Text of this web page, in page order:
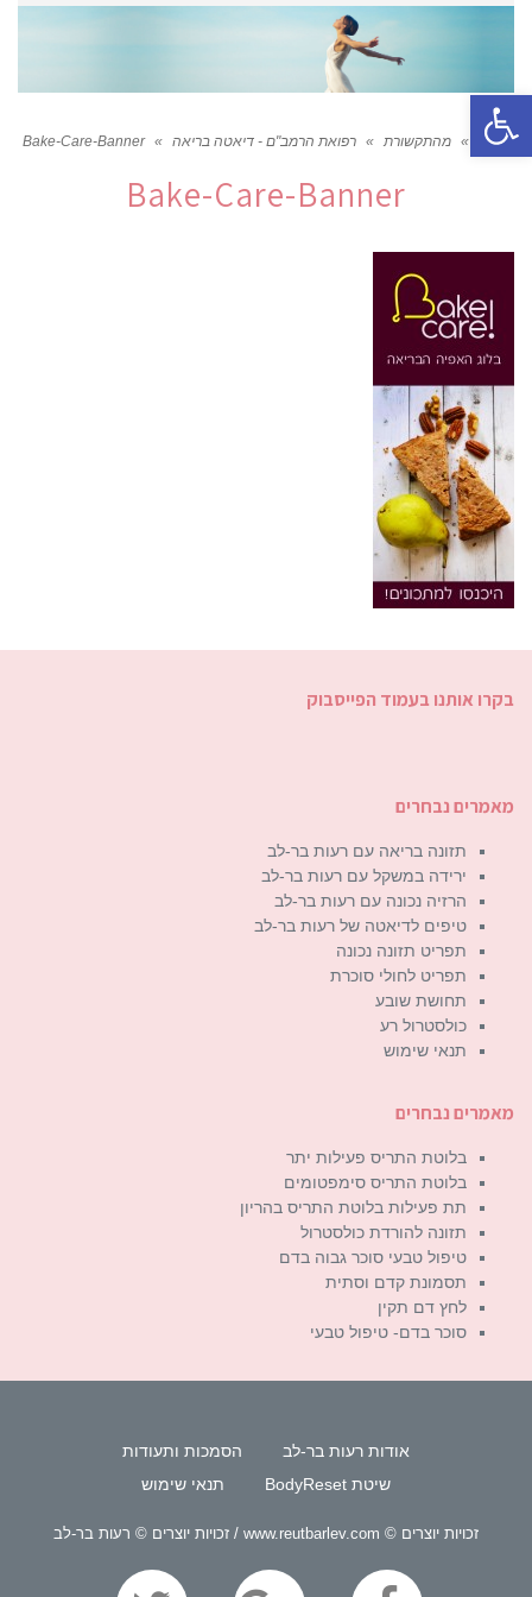
פתח סרגל נגישות
ראשי » מהתקשורת » רפואת הרמב"ם - דיאטה בריאה »
Bake-Care-Banner
Bake-Care-Banner
בקרו אותנו בעמוד הפייסבוק
מאמרים נבחרים
תזונה בריאה עם רעות בר-לב
ירידה במשקל עם רעות בר-לב
הרזיה נכונה עם רעות בר-לב
טיפים לדיאטה של רעות בר-לב
תפריט תזונה נכונה
תפריט לחולי סוכרת
תחושת שובע
כולסטרול רע
תנאי שימוש
מאמרים נבחרים
בלוטת התריס פעילות יתר
בלוטת התריס סימפטומים
תת פעילות בלוטת התריס בהריון
תזונה להורדת כולסטרול
טיפול טבעי סוכר גבוה בדם
תסמונת קדם וסתית
לחץ דם תקין
סוכר בדם- טיפול טבעי
אודות רעות בר-לב
הסמכות ותעודות
שיטת BodyReset
תנאי שימוש
זכויות יוצרים © www.reutbarlev.com / זכויות יוצרים © רעות בר-לב